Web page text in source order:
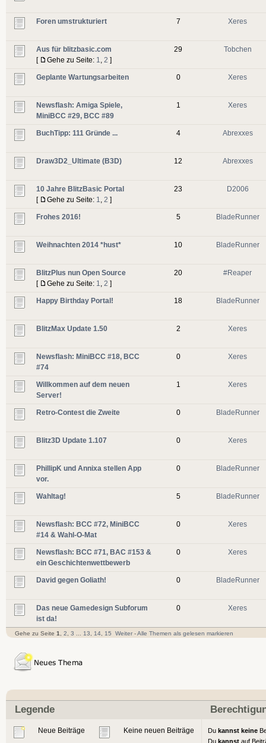
Foren umstrukturiert 7 Xeres
Aus für blitzbasic.com
[
Gehe zu Seite: 1 2 ]
29 Tobchen
Geplante Wartungsarbeiten 0 Xeres
Newsflash: Amiga Spiele,
MiniBCC #29, BCC #89
1 Xeres
BuchTipp: 111 Gründe ... 4 Abrexxes
Draw3D2_Ultimate (B3D) 12 Abrexxes
10 Jahre BlitzBasic Portal
[
Gehe zu Seite: 1 2 ]
23 D2006
Frohes 2016! 5 BladeRunner
Weihnachten 2014 *hust* 10 BladeRunner
BlitzPlus nun Open Source
[
Gehe zu Seite: 1 2 ]
20 #Reaper
Happy Birthday Portal! 18 BladeRunner
BlitzMax Update 1.50 2 Xeres
Newsflash: MiniBCC #18, BCC
#74
0 Xeres
Willkommen auf dem neuen
Server!
1 Xeres
Retro-Contest die Zweite 0 BladeRunner
Blitz3D Update 1.107 0 Xeres
PhillipK und Annixa stellen App
vor.
0 BladeRunner
Wahltag! 5 BladeRunner
Newsflash: BCC #72, MiniBCC
#14 & Wahl-O-Mat
0 Xeres
Newsflash: BCC #71, BAC #153 &
ein Geschichtenwettbewerb
0 Xeres
David gegen Goliath! 0 BladeRunner
Das neue Gamedesign Subforum
ist da!
0 Xeres
Gehe zu Seite 1 2 3 13 14, 15 Weiter-Alle Themen als gelesen markieren
Legende
Neue Beiträge Keine neuen Beiträge Du kannst keine
Du kannst auf